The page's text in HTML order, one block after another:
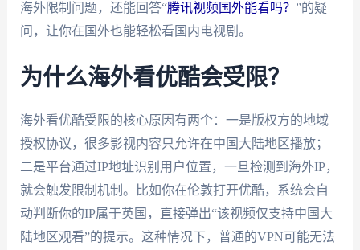
海外限制问题，还能回答“腾讯视频国外能看吗？ ”的疑
问，让你在国外也能轻松看国内电视剧。
为什么海外看优酷会受限？
海外看优酷受限的核心原因有两个：一是版权方的地域
授权协议，很多影视内容只允许在中国大陆地区播放；
二是平台通过IP地址识别用户位置，一旦检测到海外IP，
就会触发限制机制。比如你在伦敦打开优酷，系统会自
动判断你的IP属于英国，直接弹出“该视频仅支持中国大
陆地区观看”的提示。这种情况下，普通的VPN可能无法